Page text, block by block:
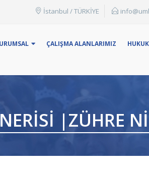
İstanbul / TÜRKİYE
ÇALIŞMA ALANLARIMIZ HUKUK
|ZÜHRE